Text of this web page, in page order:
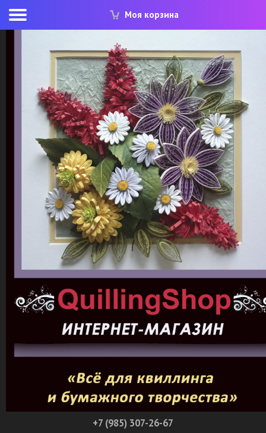
Моя корзина
+7 (985) 307-26-67